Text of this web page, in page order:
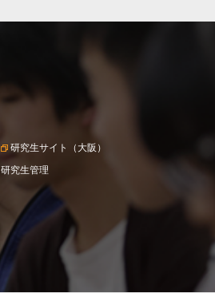
研究生サイト（大阪）
研究生管理